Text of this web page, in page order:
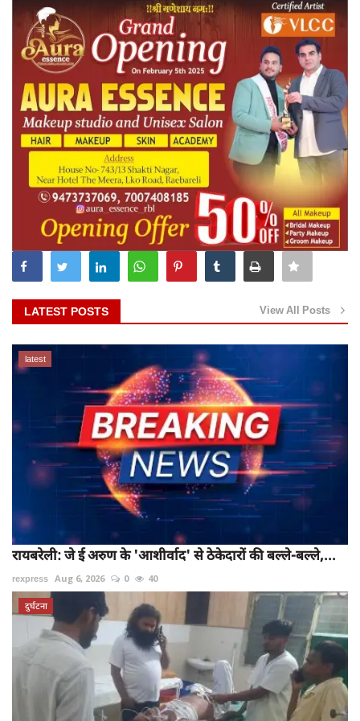
LATEST POSTS View All Posts
latest
रायबरेली: जे ई अरुण के 'आशीर्वाद' से ठेकेदारों की बल्ले-बल्ले,...
rexpress Aug 6, 2026 0 40
दुर्घटना